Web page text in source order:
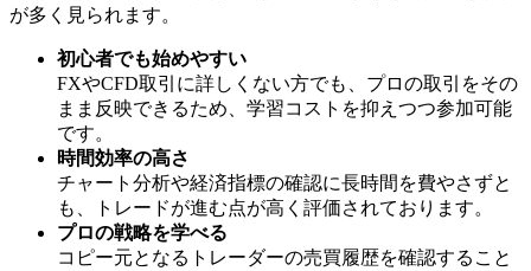
が多く見られます。
初心者でも始めやすい
FXやCFD取引に詳しくない方でも、プロの取引をその
まま反映できるため、学習コストを抑えつつ参加可能
です。
時間効率の高さ
チャート分析や経済指標の確認に長時間を費やさずと
も、トレードが進む点が高く評価されております。
プロの戦略を学べる
コピー元となるトレーダーの売買履歴を確認すること